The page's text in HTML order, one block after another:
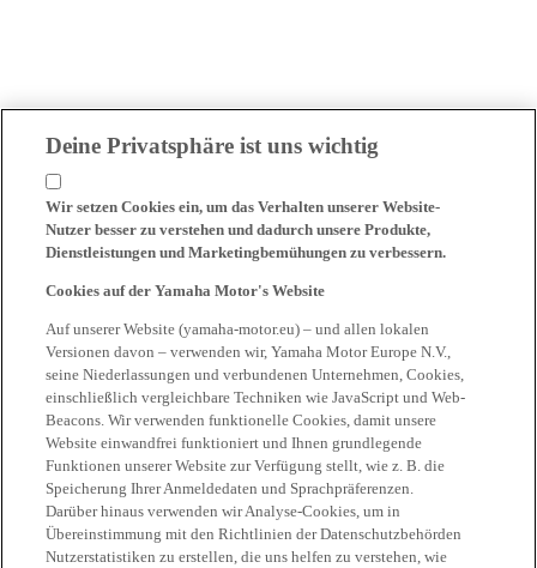
Deine Privatsphäre ist uns wichtig
Wir setzen Cookies ein, um das Verhalten unserer Website-
Nutzer besser zu verstehen und dadurch unsere Produkte,
Dienstleistungen und Marketingbemühungen zu verbessern.
Cookies auf der Yamaha Motor's Website
Auf unserer Website (yamaha-motor.eu) – und allen lokalen
Versionen davon – verwenden wir, Yamaha Motor Europe N.V.,
seine Niederlassungen und verbundenen Unternehmen, Cookies,
einschließlich vergleichbare Techniken wie JavaScript und Web-
Beacons. Wir verwenden funktionelle Cookies, damit unsere
Website einwandfrei funktioniert und Ihnen grundlegende
Funktionen unserer Website zur Verfügung stellt, wie z. B. die
Speicherung Ihrer Anmeldedaten und Sprachpräferenzen.
Darüber hinaus verwenden wir Analyse-Cookies, um in
Übereinstimmung mit den Richtlinien der Datenschutzbehörden
Nutzerstatistiken zu erstellen, die uns helfen zu verstehen, wie